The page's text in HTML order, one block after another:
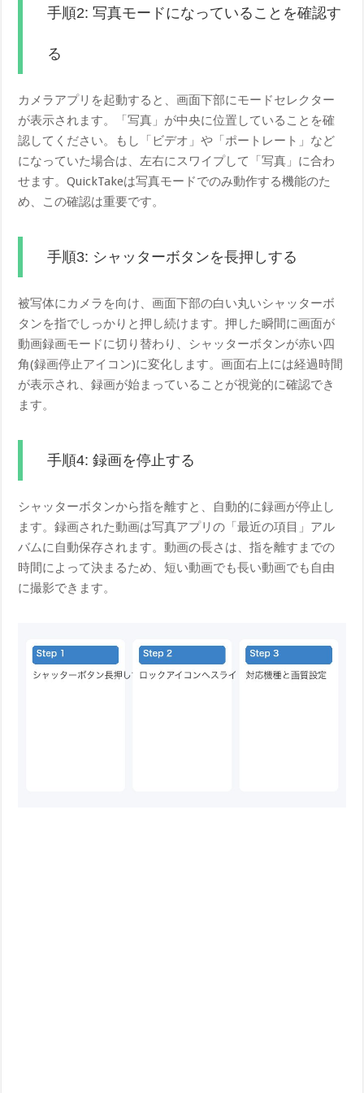
手順2: 写真モードになっていることを確認す
る
カメラアプリを起動すると、画面下部にモードセレクター
が表示されます。「写真」が中央に位置していることを確
認してください。もし「ビデオ」や「ポートレート」など
になっていた場合は、左右にスワイプして「写真」に合わ
せます。QuickTakeは写真モードでのみ動作する機能のた
め、この確認は重要です。
手順3: シャッターボタンを長押しする
被写体にカメラを向け、画面下部の白い丸いシャッターボ
タンを指でしっかりと押し続けます。押した瞬間に画面が
動画録画モードに切り替わり、シャッターボタンが赤い四
角(録画停止アイコン)に変化します。画面右上には経過時間
が表示され、録画が始まっていることが視覚的に確認でき
ます。
手順4: 録画を停止する
シャッターボタンから指を離すと、自動的に録画が停止し
ます。録画された動画は写真アプリの「最近の項目」アル
バムに自動保存されます。動画の長さは、指を離すまでの
時間によって決まるため、短い動画でも長い動画でも自由
に撮影できます。